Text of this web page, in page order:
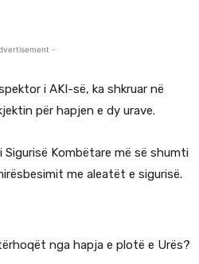
-
i AKI-së, ka shkruar në
për hapjen e dy urave.
Kombëtare më së shumti
me aleatët e sigurisë.
nga hapja e plotë e Urës?